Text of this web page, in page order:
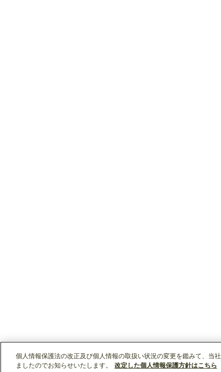
個人情報保護法の改正及び個人情報の取扱い状況の変更を鑑みて、当
ましたのでお知らせいたします。
改定した個人情報保護方針はこちら